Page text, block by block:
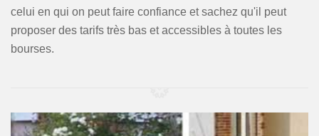
celui en qui on peut faire confiance et sachez qu'il peut
proposer des tarifs très bas et accessibles à toutes les
bourses.